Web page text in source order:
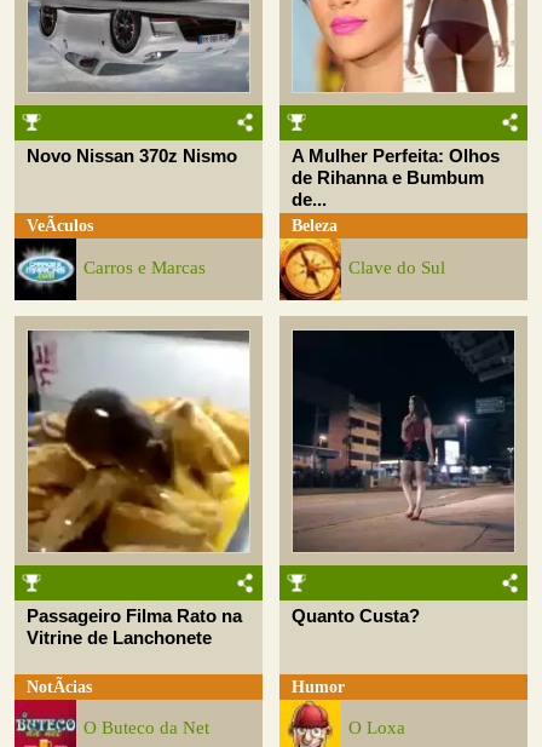
Novo Nissan 370z Nismo
VeÃ­culos
Carros e Marcas
A Mulher Perfeita: Olhos
de Rihanna e Bumbum
de...
Beleza
Clave do Sul
Passageiro Filma Rato na
Vitrine de Lanchonete
NotÃ­cias
O Buteco da Net
Quanto Custa?
Humor
O Loxa